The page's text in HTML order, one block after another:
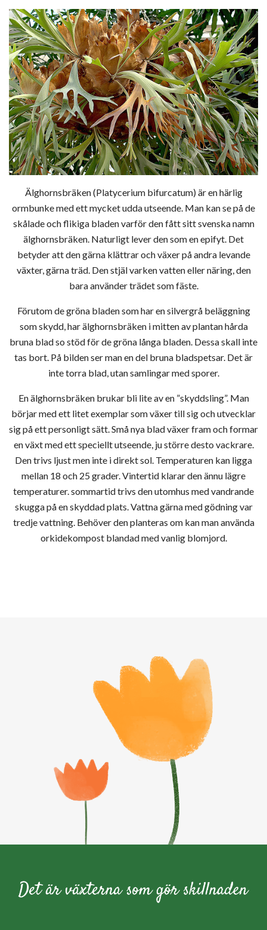
Älghornsbräken (Platycerium bifurcatum) är en härlig
ormbunke med ett mycket udda utseende. Man kan se på de
skålade och flikiga bladen varför den fått sitt svenska namn
älghornsbräken. Naturligt lever den som en epifyt. Det
betyder att den gärna klättrar och växer på andra levande
växter, gärna träd. Den stjäl varken vatten eller näring, den
bara använder trädet som fäste.
Förutom de gröna bladen som har en silvergrå beläggning
som skydd, har älghornsbräken i mitten av plantan hårda
bruna blad so stöd för de gröna långa bladen. Dessa skall inte
tas bort. På bilden ser man en del bruna bladspetsar. Det är
inte torra blad, utan samlingar med sporer.
En älghornsbräken brukar bli lite av en ”skyddsling”. Man
börjar med ett litet exemplar som växer till sig och utvecklar
sig på ett personligt sätt. Små nya blad växer fram och formar
en växt med ett speciellt utseende, ju större desto vackrare.
Den trivs ljust men inte i direkt sol. Temperaturen kan ligga
mellan 18 och 25 grader. Vintertid klarar den ännu lägre
temperaturer. sommartid trivs den utomhus med vandrande
skugga på en skyddad plats. Vattna gärna med gödning var
tredje vattning. Behöver den planteras om kan man använda
orkidekompost blandad med vanlig blomjord.